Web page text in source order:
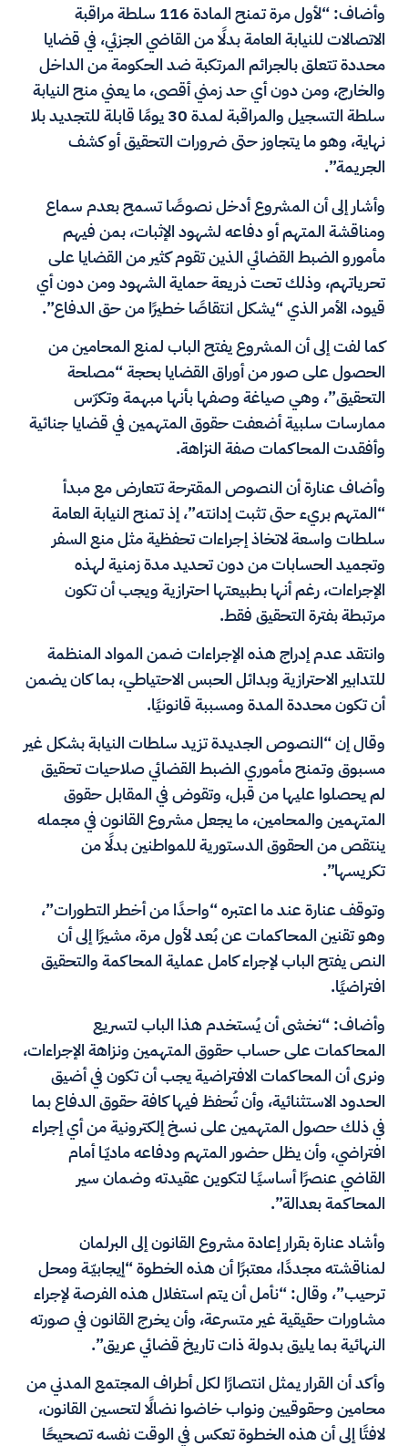
وأضاف: “لأول مرة تمنح المادة 116 سلطة مراقبة
الاتصالات للنيابة العامة بدلًا من القاضي الجزئي، في قضايا
محددة تتعلق بالجرائم المرتكبة ضد الحكومة من الداخل
والخارج، ومن دون أي حد زمني أقصى، ما يعني منح النيابة
سلطة التسجيل والمراقبة لمدة 30 يومًا قابلة للتجديد بلا
نهاية، وهو ما يتجاوز حتى ضرورات التحقيق أو كشف
الجريمة”.
وأشار إلى أن المشروع أدخل نصوصًا تسمح بعدم سماع
ومناقشة المتهم أو دفاعه لشهود الإثبات، بمن فيهم
مأمورو الضبط القضائي الذين تقوم كثير من القضايا على
تحرياتهم، وذلك تحت ذريعة حماية الشهود ومن دون أي
قيود، الأمر الذي “يشكل انتقاصًا خطيرًا من حق الدفاع”.
كما لفت إلى أن المشروع يفتح الباب لمنع المحامين من
الحصول على صور من أوراق القضايا بحجة “مصلحة
التحقيق”، وهي صياغة وصفها بأنها مبهمة وتكرّس
ممارسات سلبية أضعفت حقوق المتهمين في قضايا جنائية
وأفقدت المحاكمات صفة النزاهة.
وأضاف عنارة أن النصوص المقترحة تتعارض مع مبدأ
“المتهم بريء حتى تثبت إدانتـه”، إذ تمنح النيابة العامة
سلطات واسعة لاتخاذ إجراءات تحفظية مثل منع السفر
وتجميد الحسابات من دون تحديد مدة زمنية لهذه
الإجراءات، رغم أنها بطبيعتها احترازية ويجب أن تكون
مرتبطة بفترة التحقيق فقط.
وانتقد عدم إدراج هذه الإجراءات ضمن المواد المنظمة
للتدابير الاحترازية وبدائل الحبس الاحتياطي، بما كان يضمن
أن تكون محددة المدة ومسببة قانونيًا.
وقال إن “النصوص الجديدة تزيد سلطات النيابة بشكل غير
مسبوق وتمنح مأموري الضبط القضائي صلاحيات تحقيق
لم يحصلوا عليها من قبل، وتقوض في المقابل حقوق
المتهمين والمحامين، ما يجعل مشروع القانون في مجمله
ينتقص من الحقوق الدستورية للمواطنين بدلًا من
تكريسها”.
وتوقف عنارة عند ما اعتبره “واحدًا من أخطر التطورات”،
وهو تقنين المحاكمات عن بُعد لأول مرة، مشيرًا إلى أن
النص يفتح الباب لإجراء كامل عملية المحاكمة والتحقيق
افتراضيًا.
وأضاف: “نخشى أن يُستخدم هذا الباب لتسريع
المحاكمات على حساب حقوق المتهمين ونزاهة الإجراءات،
ونرى أن المحاكمات الافتراضية يجب أن تكون في أضيق
الحدود الاستثنائية، وأن تُحفظ فيها كافة حقوق الدفاع بما
في ذلك حصول المتهمين على نسخ إلكترونية من أي إجراء
افتراضي، وأن يظل حضور المتهم ودفاعه ماديّـا أمام
القاضي عنصرًا أساسيًـا لتكوين عقيدته وضمان سير
المحاكمة بعدالة”.
وأشاد عنارة بقرار إعادة مشروع القانون إلى البرلمان
لمناقشته مجددًا، معتبرًا أن هذه الخطوة “إيجابيّـة ومحل
ترحيب”، وقال: “نأمل أن يتم استغلال هذه الفرصة لإجراء
مشاورات حقيقية غير متسرعة، وأن يخرج القانون في صورته
النهائية بما يليق بدولة ذات تاريخ قضائي عريق”.
وأكد أن القرار يمثل انتصارًا لكل أطراف المجتمع المدني من
محامين وحقوقيين ونواب خاضوا نضالًا لتحسين القانون،
لافتًا إلى أن هذه الخطوة تعكس في الوقت نفسه تصحيحًا